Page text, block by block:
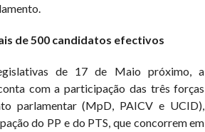
de 500 candidatos efectivos
de 17 de Maio próximo, a
com a participação das três forças
parlamentar (MpD, PAICV e UCID),
do PP e do PTS, que concorrem em